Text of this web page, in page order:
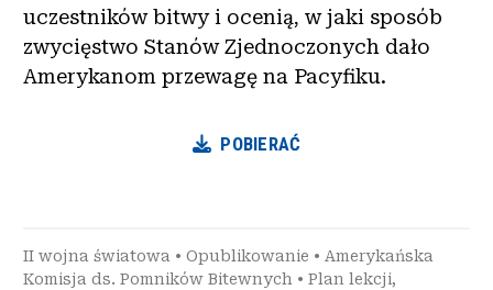
uczestników bitwy i ocenią, w jaki sposób
zwycięstwo Stanów Zjednoczonych dało
Amerykanom przewagę na Pacyfiku.
POBIERAĆ
II wojna światowa • Opublikowanie • Amerykańska
Komisja ds. Pomników Bitewnych • Plan lekcji,